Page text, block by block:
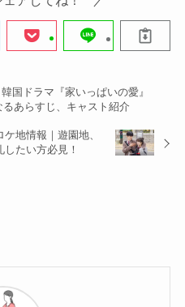
国ドラマ『家いっぱいの愛』
あらすじ、キャスト紹介
地情報｜遊園地、
たい方必見！